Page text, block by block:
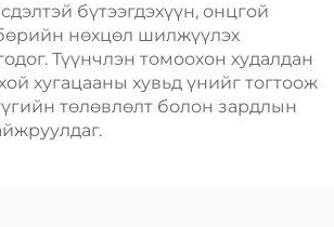
бүтээгдэхүүн, онцгой
нөхцөл шилжүүлэх
Түүнчлэн томоохон худалдан
хугацааны хувьд үнийг тогтоож
төлөвлөлт болон зардлын